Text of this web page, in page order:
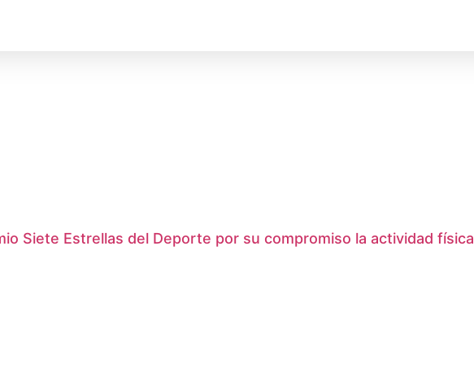
Siete Estrellas del Deporte por su compromiso la actividad física